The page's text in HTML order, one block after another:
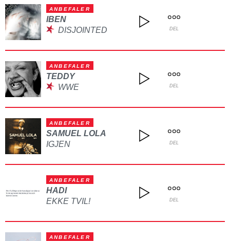
ANBEFALER
IBEN
DISJOINTED
DEL
ANBEFALER
TEDDY
WWE
DEL
ANBEFALER
SAMUEL LOLA
IGJEN
DEL
ANBEFALER
HADI
EKKE TVIL!
DEL
ANBEFALER